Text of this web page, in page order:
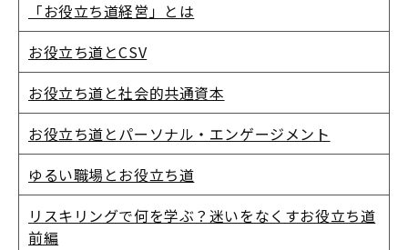
「お役立ち道経営」とは
お役立ち道とCSV
お役立ち道と社会的共通資本
お役立ち道とパーソナル・エンゲージメント
ゆるい職場とお役立ち道
リスキリングで何を学ぶ？迷いをなくすお役立ち道
前編